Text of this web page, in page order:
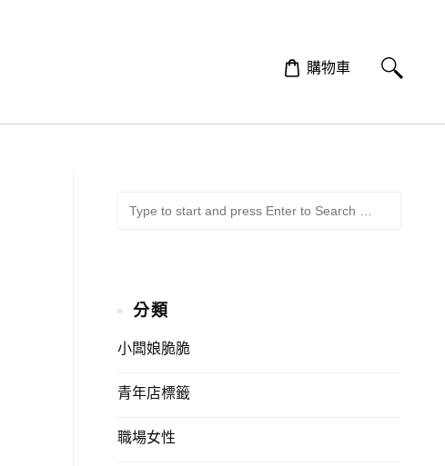
購物車
分類
小闆娘脆脆
青年店標籤
職場女性